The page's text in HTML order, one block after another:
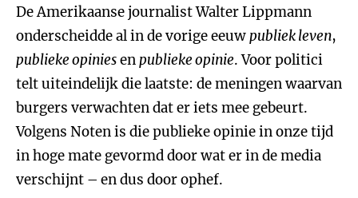
De Amerikaanse journalist Walter Lippmann
onderscheidde al in de vorige eeuwpubliek leven,
publieke opiniesenpublieke opinie. Voor politici
telt uiteindelijk die laatste: de meningen waarvan
burgers verwachten dat er iets mee gebeurt.
Volgens Noten is die publieke opinie in onze tijd
in hoge mate gevormd door wat er in de media
verschijnt – en dus door ophef.